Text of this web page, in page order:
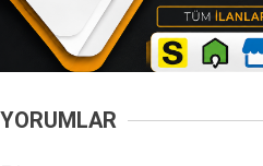
YORUMLAR